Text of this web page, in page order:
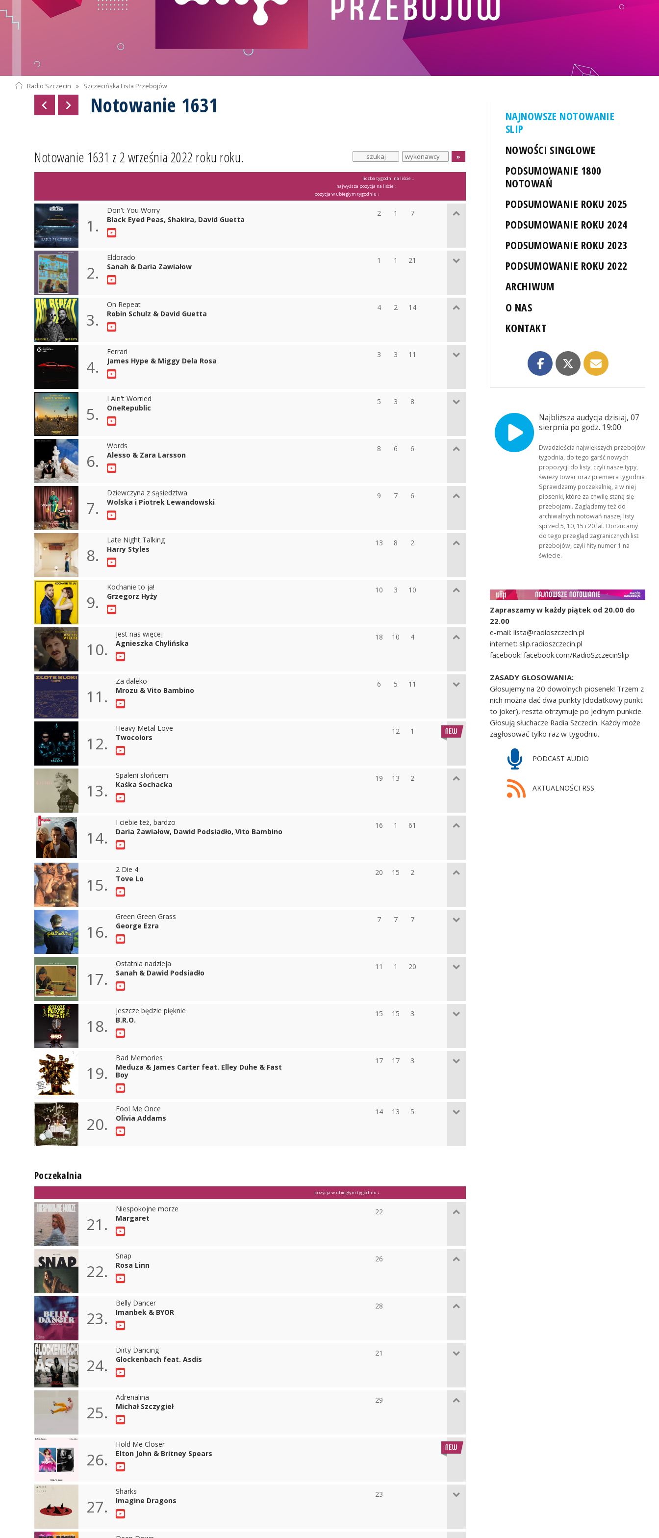
Radio Szczecin » Szczecińska Lista Przebojów
Notowanie 1631
Notowanie 1631 z 2 września 2022 roku roku.
liczba tygodni na liście ↓
najwyższa pozycja na liście ↓
pozycja w ubiegłym tygodniu ↓
2 1 7
1.
Don't You Worry
Black Eyed Peas, Shakira, David Guetta
1 1 21
2.
Eldorado
Sanah & Daria Zawiałow
4 2 14
3.
On Repeat
Robin Schulz & David Guetta
3 3 11
4.
Ferrari
James Hype & Miggy Dela Rosa
5 3 8
5.
I Ain't Worried
OneRepublic
8 6 6
6.
Words
Alesso & Zara Larsson
9 7 6
7.
Dziewczyna z sąsiedztwa
Wolska i Piotrek Lewandowski
13 8 2
8.
Late Night Talking
Harry Styles
10 3 10
9.
Kochanie to ja!
Grzegorz Hyży
18 10 4
10.
Jest nas więcej
Agnieszka Chylińska
6 5 11
11.
Za daleko
Mrozu & Vito Bambino
12 1
12.
Heavy Metal Love
Twocolors
19 13 2
13.
Spaleni słońcem
Kaśka Sochacka
16 1 61
14.
I ciebie też, bardzo
Daria Zawiałow, Dawid Podsiadło, Vito Bambino
20 15 2
15.
2 Die 4
Tove Lo
7 7 7
16.
Green Green Grass
George Ezra
11 1 20
17.
Ostatnia nadzieja
Sanah & Dawid Podsiadło
15 15 3
18.
Jeszcze będzie pięknie
B.R.O.
17 17 3
19.
Bad Memories
Meduza & James Carter feat. Elley Duhe & Fast
Boy
14 13 5
20.
Fool Me Once
Olivia Addams
Poczekalnia
pozycja w ubiegłym tygodniu ↓
22
21.
Niespokojne morze
Margaret
26
22.
Snap
Rosa Linn
28
23.
Belly Dancer
Imanbek & BYOR
21
24.
Dirty Dancing
Glockenbach feat. Asdis
29
25.
Adrenalina
Michał Szczygieł
26.
Hold Me Closer
Elton John & Britney Spears
23
27.
Sharks
Imagine Dragons
NAJNOWSZE NOTOWANIE
SLIP
NOWOŚCI SINGLOWE
PODSUMOWANIE 1800
NOTOWAŃ
PODSUMOWANIE ROKU 2025
PODSUMOWANIE ROKU 2024
PODSUMOWANIE ROKU 2023
PODSUMOWANIE ROKU 2022
ARCHIWUM
O NAS
KONTAKT
Najbliższa audycja dzisiaj, 07
sierpnia po godz. 19:00
Dwadzieścia największych przebojów
tygodnia, do tego garść nowych
propozycji do listy, czyli nasze typy,
świeży towar oraz premiera tygodnia!
Sprawdzamy poczekalnię, a w niej
piosenki, które za chwilę staną się
przebojami. Zaglądamy też do
archiwalnych notowań naszej listy
sprzed 5, 10, 15 i 20 lat. Dorzucamy
do tego przegląd zagranicznych list
przebojów, czyli hity numer 1 na
świecie.
Zapraszamy w każdy piątek od 20.00 do
22.00
e-mail: lista@radioszczecin.pl
internet: slip.radioszczecin.pl
facebook: facebook.com/RadioSzczecinSlip
ZASADY GŁOSOWANIA:
Głosujemy na 20 dowolnych piosenek! Trzem z
nich można dać dwa punkty (dodatkowy punkt
to joker), reszta otrzymuje po jednym punkcie.
Głosują słuchacze Radia Szczecin. Każdy może
zagłosować tylko raz w tygodniu.
PODCAST AUDIO
AKTUALNOŚCI RSS